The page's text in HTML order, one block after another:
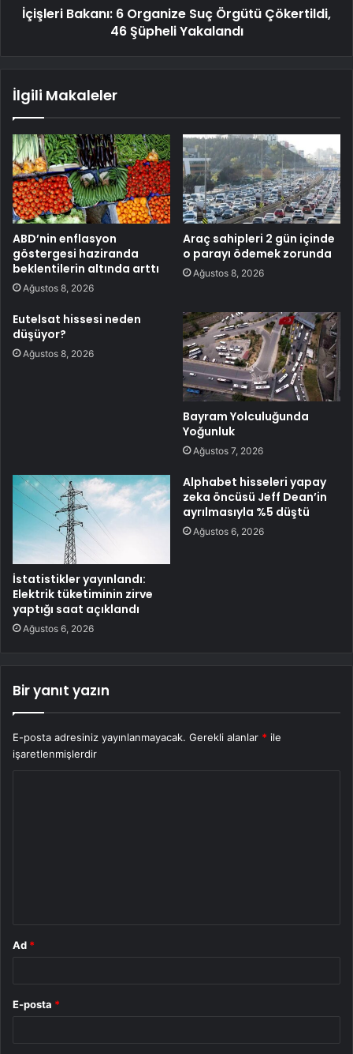
İçişleri Bakanı: 6 Organize Suç Örgütü Çökertildi,
46 Şüpheli Yakalandı
İlgili Makaleler
ABD’nin enflasyon
göstergesi haziranda
beklentilerin altında arttı
Ağustos 8, 2026
Araç sahipleri 2 gün içinde
o parayı ödemek zorunda
Ağustos 8, 2026
Eutelsat hissesi neden
düşüyor?
Ağustos 8, 2026
Bayram Yolculuğunda
Yoğunluk
Ağustos 7, 2026
İstatistikler yayınlandı:
Elektrik tüketiminin zirve
yaptığı saat açıklandı
Ağustos 6, 2026
Alphabet hisseleri yapay
zeka öncüsü Jeff Dean’in
ayrılmasıyla %5 düştü
Ağustos 6, 2026
Bir yanıt yazın
E-posta adresiniz yayınlanmayacak. Gerekli alanlar * ile
işaretlenmişlerdir
Ad *
E-posta *